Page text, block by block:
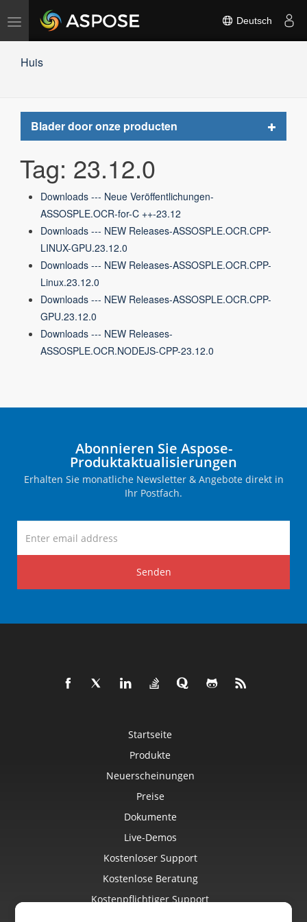
Navigation
umschalten
Deutsch
Huis
Blader door onze producten
Toggle
Tag: 23.12.0
Downloads --- Neue Veröffentlichungen-
ASSOSPLE.OCR-for-C ++-23.12
Downloads --- NEW Releases-ASSOSPLE.OCR.CPP-
LINUX-GPU.23.12.0
Downloads --- NEW Releases-ASSOSPLE.OCR.CPP-
Linux.23.12.0
Downloads --- NEW Releases-ASSOSPLE.OCR.CPP-
GPU.23.12.0
Downloads --- NEW Releases-
ASSOSPLE.OCR.NODEJS-CPP-23.12.0
Abonnieren Sie Aspose-
Produktaktualisierungen
Erhalten Sie monatliche Newsletter & Angebote direkt in
Ihr Postfach.
Senden
Startseite
Produkte
Neuerscheinungen
Preise
Dokumente
Live-Demos
Kostenloser Support
Kostenlose Beratung
Kostenpflichtiger Support